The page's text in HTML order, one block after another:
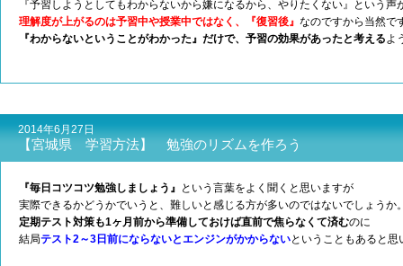
『予習しようとしてもわからないから嫌になるから、やりたくない』という声
理解度が上がるのは予習中や授業中ではなく、『復習後』 なのですから当然で
『わからないということがわかった』だけで、予習の効果があったと考えるよ
2014年6月27日
【宮城県 学習方法】 勉強のリズムを作ろう
『毎日コツコツ勉強しましょう』 という言葉をよく聞くと思いますが
実際できるかどうかでいうと、難しいと感じる方が多いのではないでしょうか
定期テスト対策も1ヶ月前から準備しておけば直前で焦らなくて済むのに
結局テスト2～3日前にならないとエンジンがかからないということもあると思